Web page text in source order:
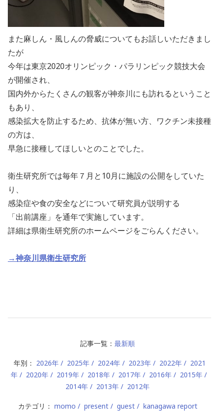
また麻しん・風しんの脅威についてもお話しいただきまし
たが
今年は東京2020オリンピック・パラリンピック競技大会
が開催され、
国内外からたくさんの観客が神奈川にも訪れるということ
もあり、
感染拡大を防止するため、抗体が無い方、ワクチン未接種
の方は、
早急に接種してほしいとのことでした。
衛生研究所では毎年７月と10月に施設の公開をしていた
り、
感染症や食の安全などについて研究員が説明する
「出前講座」を通年で実施しています。
詳細は県衛生研究所のホームページをごらんください。
→神奈川県衛生研究所
記事一覧： 最新順
年別： 2026年 2025年 2024年 2023年 2022年
2021
年
2020年 2019年 2018年 2017年 2016年
2015年
2014年
2013年 2012年
カテゴリ： momo present guest kanagawa report